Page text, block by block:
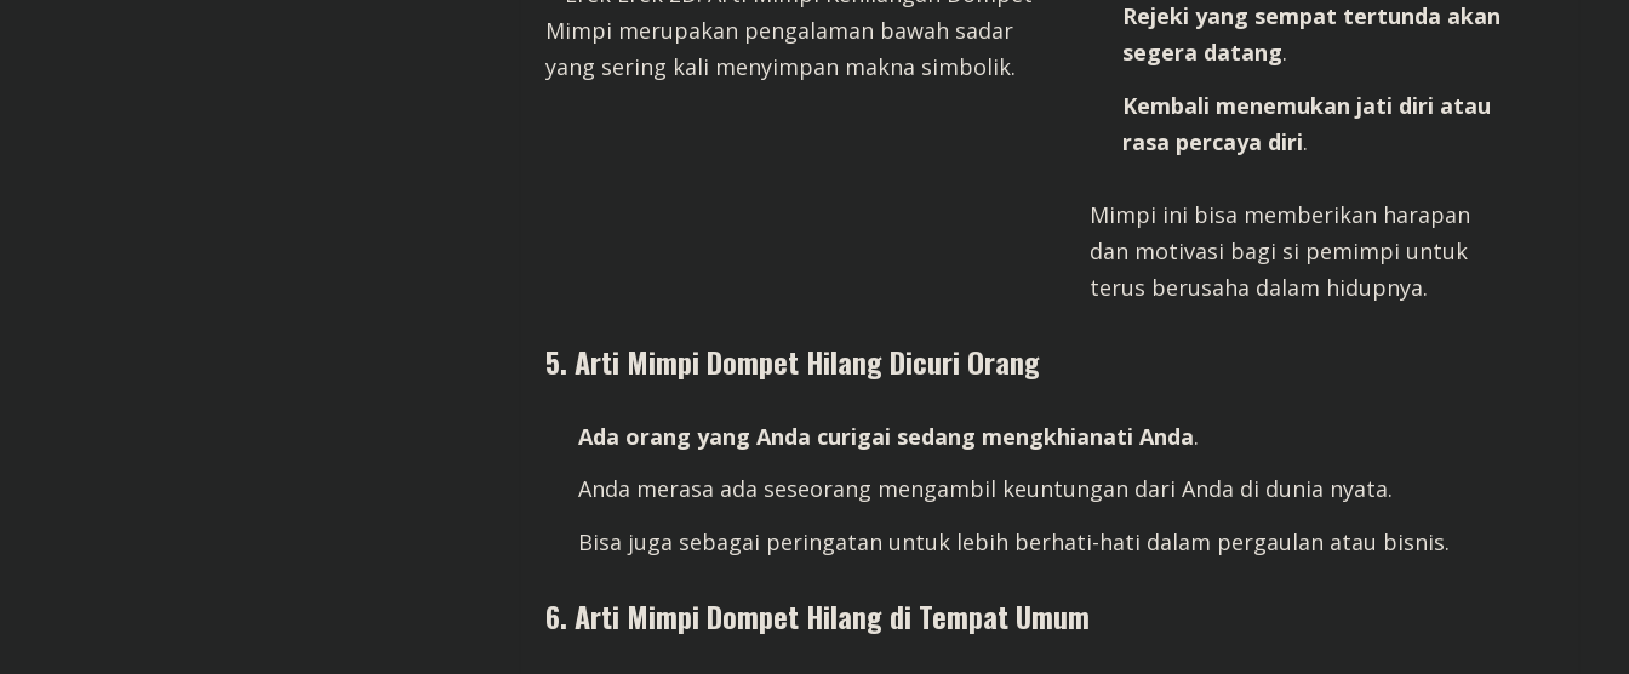
Rejeki yang sempat tertunda akan
segera datang.
Kembali menemukan jati diri atau
rasa percaya diri.
Mimpi ini bisa memberikan harapan
dan motivasi bagi si pemimpi untuk
terus berusaha dalam hidupnya.
5. Arti Mimpi Dompet Hilang Dicuri Orang
Ada orang yang Anda curigai sedang mengkhianati Anda.
Anda merasa ada seseorang mengambil keuntungan dari Anda di dunia nyata.
Bisa juga sebagai peringatan untuk lebih berhati-hati dalam pergaulan atau bisnis.
6. Arti Mimpi Dompet Hilang di Tempat Umum